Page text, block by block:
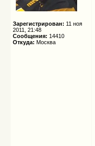
Зарегистрирован: 11 ноя
2011, 21:48
Сообщения: 14410
Откуда: Москва